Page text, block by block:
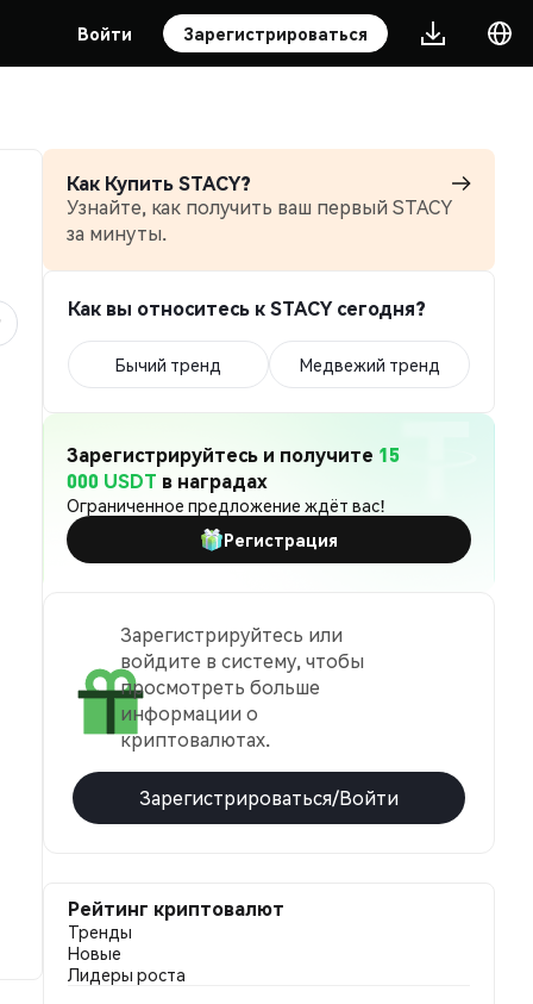
Войти Зарегистрироваться
Как Купить STACY?
Узнайте, как получить ваш первый STACY
за минуты.
Как вы относитесь к STACY сегодня?
Бычий тренд Медвежий тренд
Зарегистрируйтесь и получите 15
000 USDT в наградах
Ограниченное предложение ждёт вас!
Регистрация
Зарегистрируйтесь или
войдите в систему, чтобы
просмотреть больше
информации о
криптовалютах.
Зарегистрироваться/Войти
Рейтинг криптовалют
Тренды
Новые
Лидеры роста